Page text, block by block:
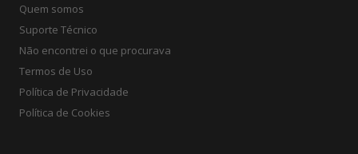
Quem somos
Suporte Técnico
Não encontrei o que procurava
Termos de Uso
Política de Privacidade
Política de Cookies